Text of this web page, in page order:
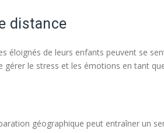
distance
éloignés de leurs enfants peuvent se
le stress et les émotions en tant
géographique peut entraîner un